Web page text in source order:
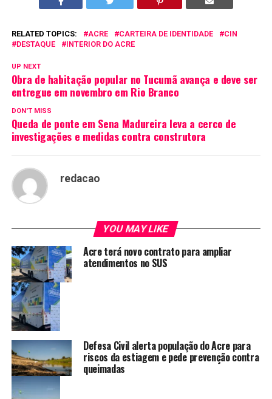
RELATED TOPICS: ACRE CARTEIRA DE IDENTIDADE
CIN
DESTAQUE
INTERIOR DO ACRE
UP NEXT
Obra de habitação popular no Tucumã avança e deve ser
entregue em novembro em Rio Branco
DON'T MISS
Queda de ponte em Sena Madureira leva a cerco de
investigações e medidas contra construtora
redacao
YOU MAY LIKE
Acre terá novo contrato para ampliar
atendimentos no SUS
Defesa Civil alerta população do Acre para
riscos da estiagem e pede prevenção contra
queimadas